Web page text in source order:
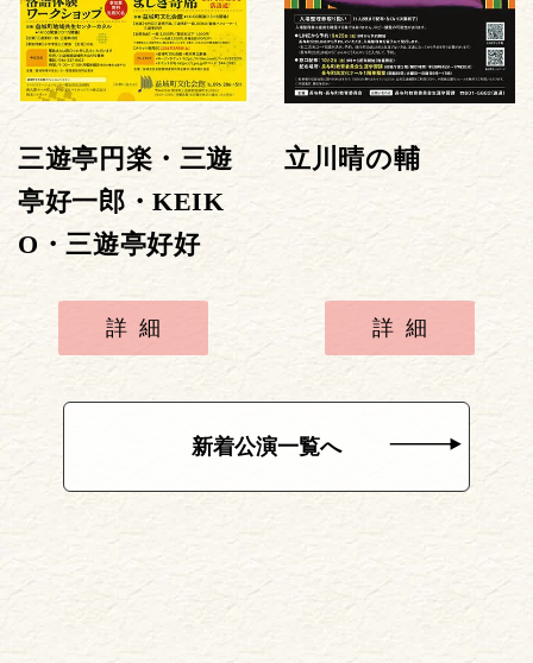
三遊亭円楽・三遊
亭好一郎・KEIK
O・三遊亭好好
詳細
立川晴の輔
詳細
新着公演一覧へ